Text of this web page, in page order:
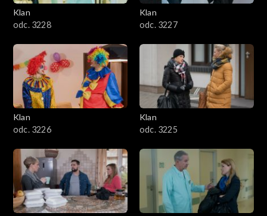
Klan
odc. 3228
Klan
odc. 3227
Klan
odc. 3226
Klan
odc. 3225